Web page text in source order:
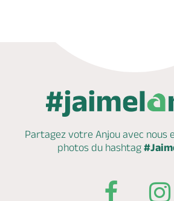
Partagez votre Anjou avec nous
photos du hashtag